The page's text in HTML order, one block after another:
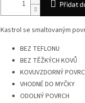
Přidat
Kastrol se smaltovaným
BEZ TEFLONU
BEZ TĚŽKÝCH KOVŮ
KOVUVZDORNÝ
VHODNÉ DO MYČKY
ODOLNÝ POVRCH